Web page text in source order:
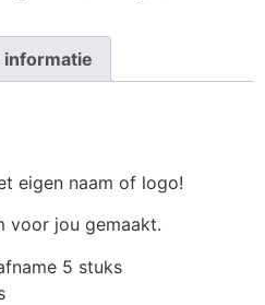
informatie
eigen naam of logo!
voor jou gemaakt.
5 stuks